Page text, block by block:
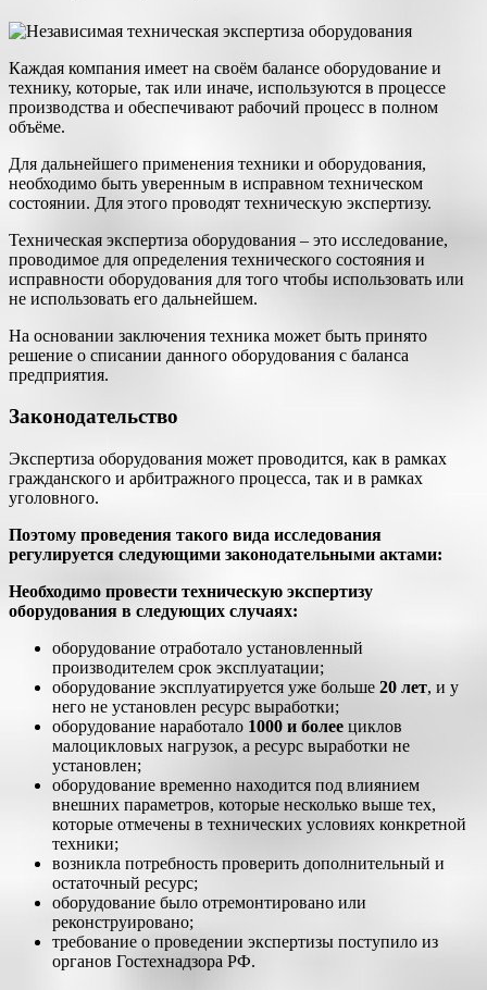
Каждая компания имеет на своём балансе оборудование и
технику, которые, так или иначе, используются в процессе
производства и обеспечивают рабочий процесс в полном
объёме.
Для дальнейшего применения техники и оборудования,
необходимо быть уверенным в исправном техническом
состоянии. Для этого проводят техническую экспертизу.
Техническая экспертиза оборудования – это исследование,
проводимое для определения технического состояния и
исправности оборудования для того чтобы использовать или
не использовать его дальнейшем.
На основании заключения техника может быть принято
решение о списании данного оборудования с баланса
предприятия.
Законодательство
Экспертиза оборудования может проводится, как в рамках
гражданского и арбитражного процесса, так и в рамках
уголовного.
Поэтому проведения такого вида исследования
регулируется следующими законодательными актами:
Необходимо провести техническую экспертизу
оборудования в следующих случаях:
оборудование отработало установленный
производителем срок эксплуатации;
оборудование эксплуатируется уже больше 20 лет, и у
него не установлен ресурс выработки;
оборудование наработало 1000 и более циклов
малоцикловых нагрузок, а ресурс выработки не
установлен;
оборудование временно находится под влиянием
внешних параметров, которые несколько выше тех,
которые отмечены в технических условиях конкретной
техники;
возникла потребность проверить дополнительный и
остаточный ресурс;
оборудование было отремонтировано или
реконструировано;
требование о проведении экспертизы поступило из
органов Гостехнадзора РФ.